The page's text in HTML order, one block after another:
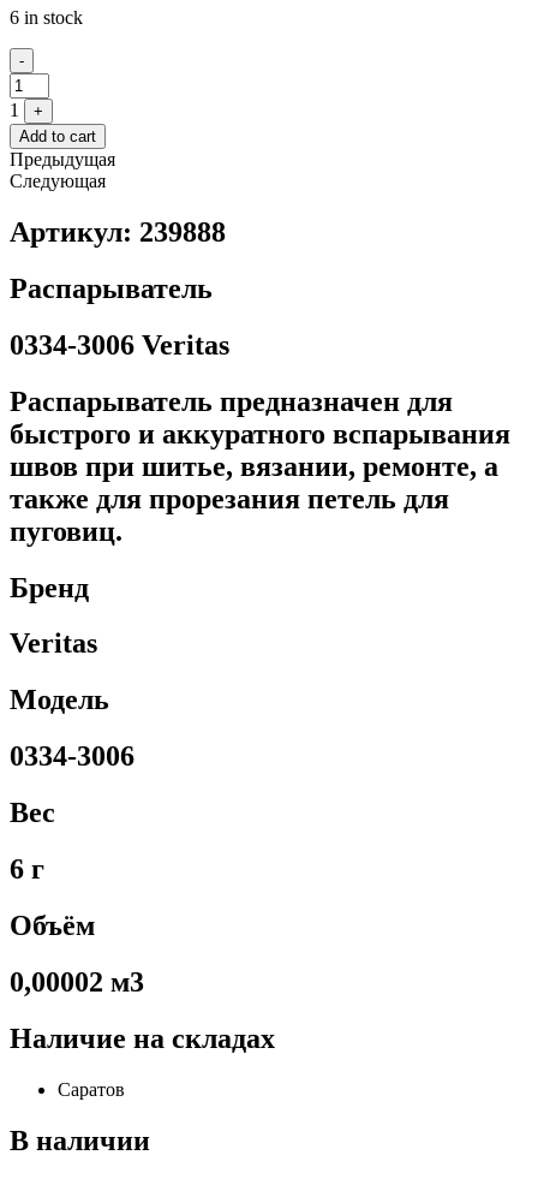
6 in stock
Quantity
-
1
+
Add to cart
Предыдущая
Следующая
Артикул: 239888
Распарыватель
0334-3006 Veritas
Распарыватель предназначен для
быстрого и аккуратного вспарывания
швов при шитье, вязании, ремонте, а
также для прорезания петель для
пуговиц.
Бренд
Veritas
Модель
0334-3006
Вес
6 г
Объём
0,00002 м3
Наличие на складах
Саратов
В наличии